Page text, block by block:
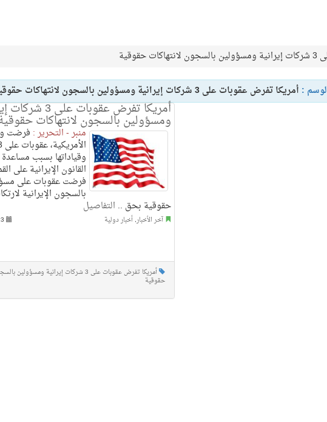
: أمريكا تفرض عقوبات على 3 شركات إيرانية ومسؤولين بالسجون لانتهاكات حقوقية
أمريكا تفرض عقوبات على
ومسؤولين بالسجون لانتهاكات
منبر - التحرير : فرضت
وقياداتها بسبب
القانون الإيرانية على
فرضت عقوبات على
بالسجون الإيرانية
حقوقية بحق .. التفاصيل
آخر الأخبار,أخبار دولية
أمريكا تفرض عقوبات على 3 شركات إيرانية
حقوقية